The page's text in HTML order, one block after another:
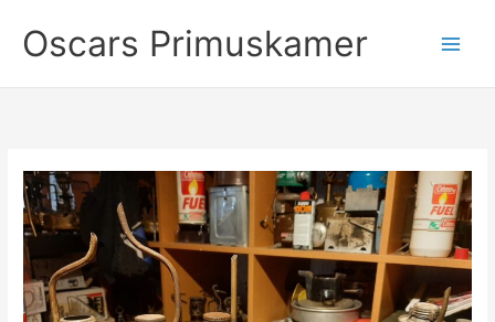
naar
inhoud
Oscars Primuskamer